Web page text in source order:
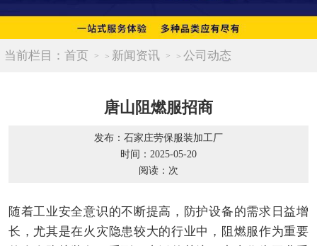
当前栏目： 首页 > 新闻资讯 > 公司动态
唐山阻燃服招商
发布：石家庄劳保服装加工厂
时间：2025-05-20
阅读： 次
随着工业安全意识的不断提高，防护设备的需求日益增
长，尤其是在火灾隐患较大的行业中，阻燃服作为重要